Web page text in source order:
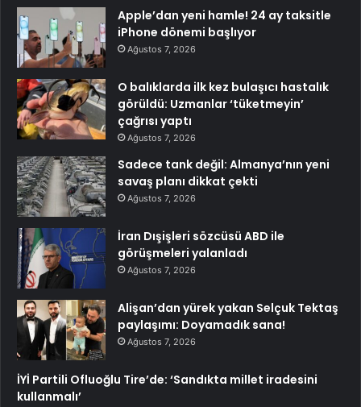
Apple’dan yeni hamle! 24 ay taksitle
iPhone dönemi başlıyor
Ağustos 7, 2026
O balıklarda ilk kez bulaşıcı hastalık
görüldü: Uzmanlar ‘tüketmeyin’
çağrısı yaptı
Ağustos 7, 2026
Sadece tank değil: Almanya’nın yeni
savaş planı dikkat çekti
Ağustos 7, 2026
İran Dışişleri sözcüsü ABD ile
görüşmeleri yalanladı
Ağustos 7, 2026
Alişan’dan yürek yakan Selçuk Tektaş
paylaşımı: Doyamadık sana!
Ağustos 7, 2026
İYİ Partili Ofluoğlu Tire’de: ‘Sandıkta millet iradesini
kullanmalı’